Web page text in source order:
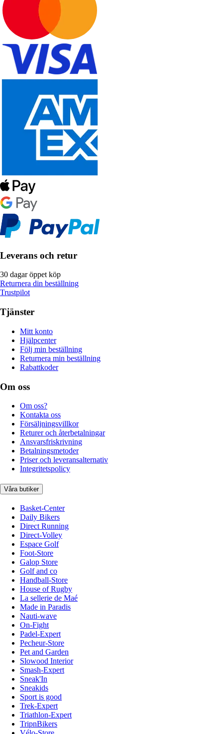
Leverans och retur
30 dagar öppet köp
Returnera din beställning
Trustpilot
Tjänster
Mitt konto
Hjälpcenter
Följ min beställning
Returnera min beställning
Rabattkoder
Om oss
Om oss?
Kontakta oss
Försäljningsvillkor
Returer och återbetalningar
Ansvarsfriskrivning
Betalningsmetoder
Priser och leveransalternativ
Integritetspolicy
Våra butiker
Basket-Center
Daily Bikers
Direct Running
Direct-Volley
Espace Golf
Foot-Store
Galop Store
Golf and co
Handball-Store
House of Rugby
La sellerie de Maé
Made in Paradis
Nauti-wave
On-Fight
Padel-Expert
Pecheur-Store
Pet and Garden
Slowood Interior
Smash-Expert
Sneak'In
Sneakids
Sport is good
Trek-Expert
Triathlon-Expert
TripnBikers